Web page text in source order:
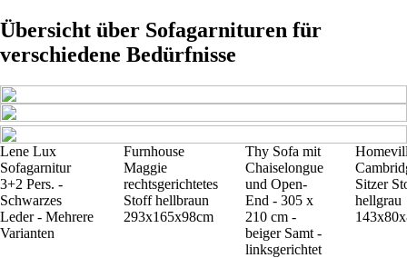
Übersicht über Sofagarnituren für
verschiedene Bedürfnisse
Lene Lux
Sofagarnitur
3+2 Pers. -
Schwarzes
Leder - Mehrere
Varianten
Furnhouse
Maggie
rechtsgerichtetes
Stoff hellbraun
293x165x98cm
Thy Sofa mit
Chaiselongue
und Open-
End - 305 x
210 cm -
beiger Samt -
linksgerichtet
Sitzer
hellgrau